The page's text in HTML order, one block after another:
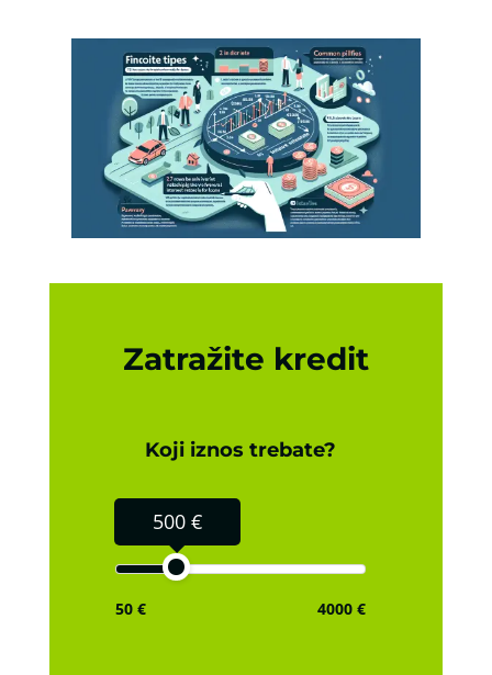
Zatražite kredit
Koji iznos trebate?
500 €
50 € 4000 €